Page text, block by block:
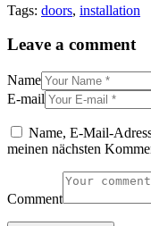
Tags: doors, installation
Leave a comment
Name
E-mail
Name, E-Mail-
meinen nächsten
Comment